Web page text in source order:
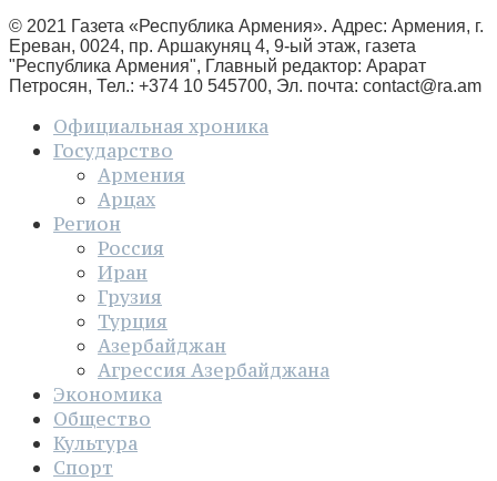
© 2021 Газета «Республика Армения». Адрес: Армения, г.
Ереван, 0024, пр. Аршакуняц 4, 9-ый этаж, газета
"Республика Армения", Главный редактор: Арарат
Петросян, Тел.: +374 10 545700, Эл. почта: contact@ra.am
Официальная хроника
Государство
Армения
Арцах
Регион
Россия
Иран
Грузия
Турция
Азербайджан
Агрессия Азербайджана
Экономика
Общество
Культура
Спорт